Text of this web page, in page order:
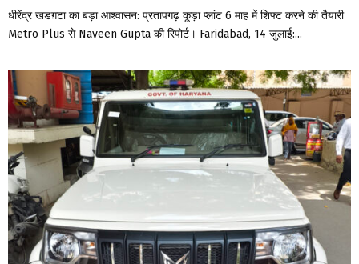
धीरेंद्र खडग़टा का बड़ा आश्वासन: प्रतापगढ़ कूड़ा प्लांट 6 माह में शिफ्ट करने की तैयारी
Metro Plus से Naveen Gupta की रिपोर्ट। Faridabad, 14 जुलाई:...